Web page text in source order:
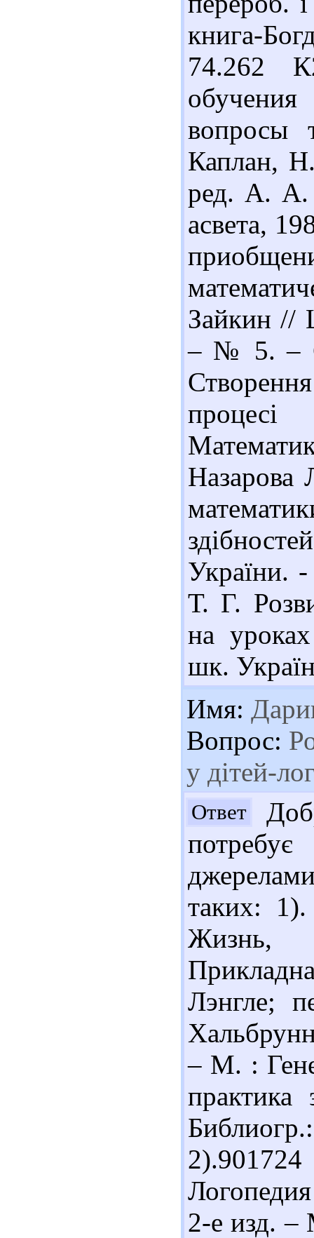
книга-
74.262
вопросы
Каплан,
ред. А. А.
асвета,
Зайкин //
– № 5. –
Назарова
України.
Т. Г.
на
шк.
Имя:
Вопрос:
у дітей-
Ответ
таких:
Жизнь,
Лэнгле;
– М. :
практика
2-е изд.